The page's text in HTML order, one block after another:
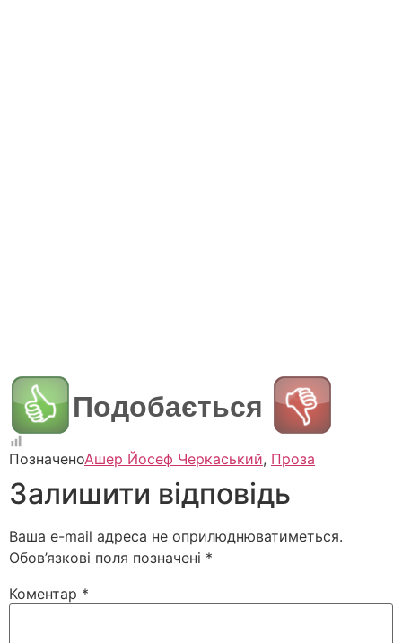
Подобається
ПозначеноАшер Йосеф Черкаський, Проза
Залишити відповідь
Ваша e-mail адреса не оприлюднюватиметься.
Обов’язкові поля позначені *
Коментар *